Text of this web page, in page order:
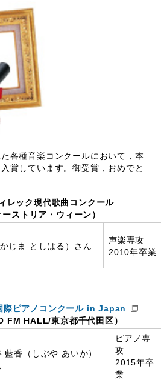
各種音楽コンクールにおいて，本
賞しています。御受賞，おめでと
レック現代歌曲コンクール
ーストリア・ウィーン）
じま としはる）さん
声楽専攻
2010年卒業
際ピアノコンクール in Japan
FM HALL/東京都千代田区）
藍香（しぶや あいか）
ピアノ専
攻
2015年卒
業